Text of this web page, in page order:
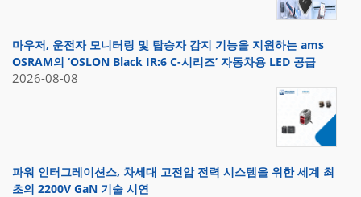
마우저, 운전자 모니터링 및 탑승자 감지 기능을 지원하는 ams
OSRAM의 ‘OSLON Black IR:6 C-시리즈’ 자동차용 LED 공급
2026-08-08
파워 인터그레이션스, 차세대 고전압 전력 시스템을 위한 세계 최
초의 2200V GaN 기술 시연